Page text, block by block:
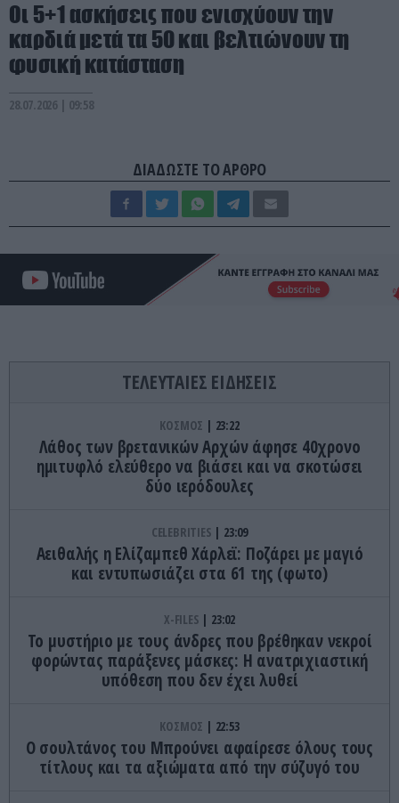
Οι 5+1 ασκήσεις που ενισχύουν την
καρδιά μετά τα 50 και βελτιώνουν τη
φυσική κατάσταση
28.07.2026 | 09:58
ΔΙΑΔΩΣΤΕ ΤΟ ΑΡΘΡΟ
ΤΕΛΕΥΤΑΙΕΣ ΕΙΔΗΣΕΙΣ
ΚΟΣΜΟΣ 23:22
Λάθος των βρετανικών Αρχών άφησε 40χρονο
ημιτυφλό ελεύθερο να βιάσει και να σκοτώσει
δύο ιερόδουλες
CELEBRITIES 23:09
Αειθαλής η Ελίζαμπεθ Χάρλεϊ: Ποζάρει με μαγιό
και εντυπωσιάζει στα 61 της (φωτο)
X-FILES 23:02
Το μυστήριο με τους άνδρες που βρέθηκαν νεκροί
φορώντας παράξενες μάσκες: Η ανατριχιαστική
υπόθεση που δεν έχει λυθεί
ΚΟΣΜΟΣ 22:53
Ο σουλτάνος του Μπρούνει αφαίρεσε όλους τους
τίτλους και τα αξιώματα από την σύζυγό του